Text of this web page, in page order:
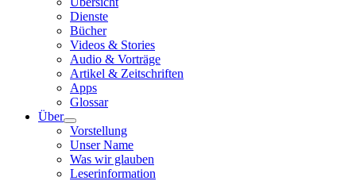
Dienste
Bücher
Videos & Stories
Audio & Vorträge
Artikel & Zeitschriften
Apps
Glossar
Über
Vorstellung
Unser Name
Was wir glauben
Leser­infor­mation